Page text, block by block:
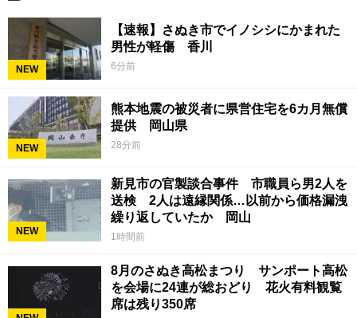
NEW
【速報】さぬき市でイノシシにかまれた
男性が軽傷 香川
6分前
NEW
熊本地震の被災者に県営住宅を6カ月無償
提供 岡山県
28分前
NEW
新見市の官製談合事件 市職員ら男2人を
送検 2人は遠縁関係…以前から価格漏洩
繰り返していたか 岡山
1時間前
8月のさぬき高松まつり サンポート高松
を会場に24連が総おどり 花火有料観覧
席は残り350席